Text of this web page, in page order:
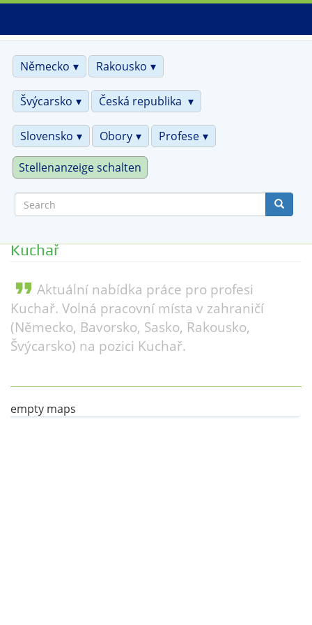
Skip
main
content
Německo
Rakousko
Švýcarsko Česká republika
Slovensko Obory Profese
Stellenanzeige schalten
Kuchař
format_quote Aktuální nabídka práce pro profesi
Kuchař. Volná pracovní místa v zahraničí
(Německo, Bavorsko, Sasko, Rakousko,
Švýcarsko) na pozici Kuchař.
empty maps